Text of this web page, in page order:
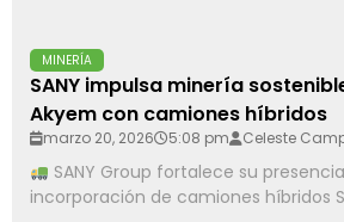
MINERÍA
SANY impulsa minería
Akyem con camiones híbridos
marzo 20, 2026 5:08 pm Celeste
SANY Group fortalece su
incorporación de camiones híbridos